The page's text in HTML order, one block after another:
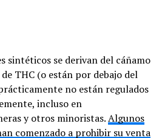
sintéticos se derivan del cáñamo
THC (o están por debajo del
no están regulados
incluso en
y otros minoristas.Algunos
comenzado a prohibir su venta